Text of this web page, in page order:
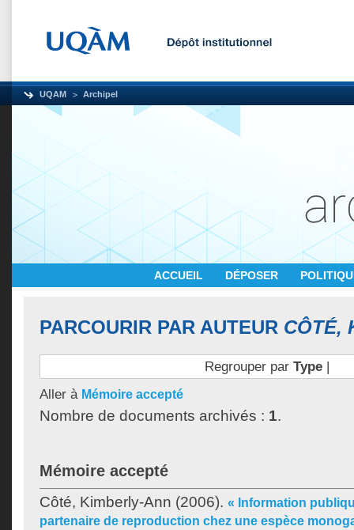
UQAM Archipel
ACCUEIL DÉPOSER
PARCOURIR PAR AUTEUR CÔTÉ,
Regrouper par Type|
Aller à Mémoire accepté
Nombre de documents archivés : 1.
Mémoire accepté
Côté, Kimberly-Ann (2006). « Information
partenaire de reproduction chez une espèce